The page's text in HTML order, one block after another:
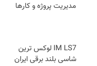
مدیریت پروژه و کارها
IM LS7 لوکس ترین
شاسی بلند برقی ایران